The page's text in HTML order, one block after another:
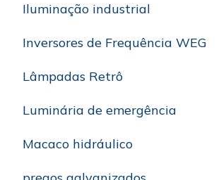
Iluminação industrial
Inversores de Frequência WEG
Lâmpadas Retrô
Luminária de emergência
Macaco hidráulico